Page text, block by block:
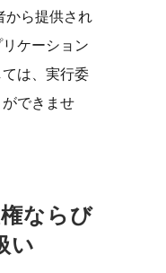
から提供され
ケーション
は、実行委
できませ
ならび
い